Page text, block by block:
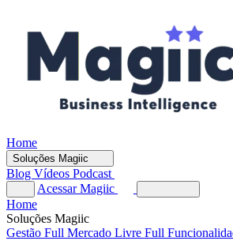
Home
Soluções Magiic
Blog Vídeos Podcast
Acessar Magiic
Home
Soluções Magiic
Gestão Full Mercado Livre Full